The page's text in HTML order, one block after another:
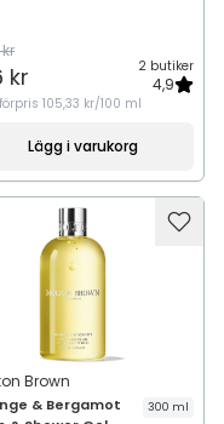
kr 2 butiker
4,9
105,33 kr/100 ml
Lägg i varukorg
Brown
& Bergamot
300 ml